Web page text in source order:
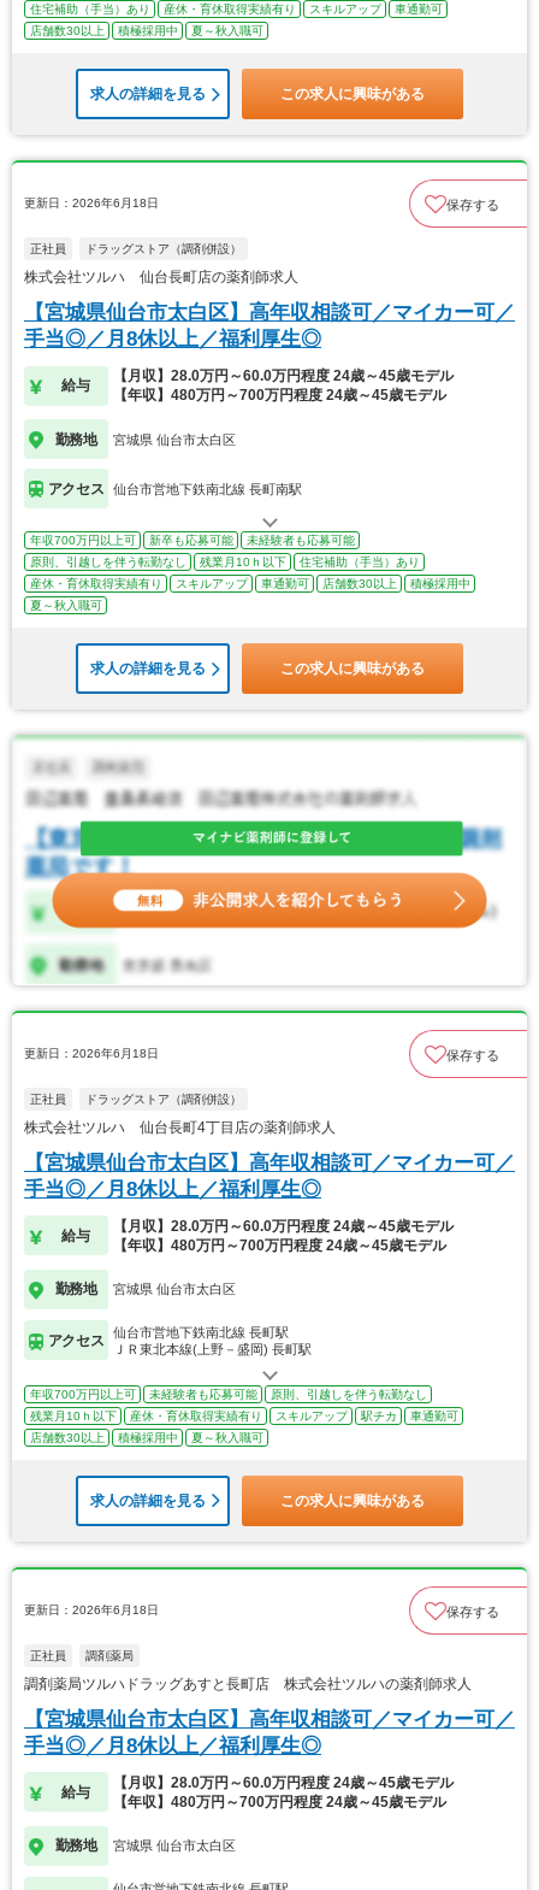
住宅補助（手当）あり 産休・育休取得実績有り スキルアップ
車通勤可
店舗数30以上
積極採用中 夏～秋入職可
求人の詳細を見る この求人に興味がある
更新日：2026年6月18日 保存する
正社員 ドラッグストア（調剤併設）
株式会社ツルハ 仙台長町店の薬剤師求人
【宮城県仙台市太白区】高年収相談可／マイカー可／
手当◎／月8休以上／福利厚生◎
給与
【月収】28.0万円～60.0万円程度 24歳～45歳モデル
【年収】480万円～700万円程度 24歳～45歳モデル
勤務地 宮城県 仙台市太白区
アクセス 仙台市営地下鉄南北線 長町南駅
年収700万円以上可 新卒も応募可能
未経験者も応募可能
原則、引越しを伴う転勤なし
残業月10ｈ以下
住宅補助（手当）あり
産休・育休取得実績有り
スキルアップ 車通勤可 店舗数30以上
積極採用中
夏～秋入職可
求人の詳細を見る この求人に興味がある
更新日：2026年6月18日 保存する
正社員 ドラッグストア（調剤併設）
株式会社ツルハ 仙台長町4丁目店の薬剤師求人
【宮城県仙台市太白区】高年収相談可／マイカー可／
手当◎／月8休以上／福利厚生◎
給与
【月収】28.0万円～60.0万円程度 24歳～45歳モデル
【年収】480万円～700万円程度 24歳～45歳モデル
勤務地 宮城県 仙台市太白区
アクセス
仙台市営地下鉄南北線 長町駅
ＪＲ東北本線(上野－盛岡) 長町駅
年収700万円以上可 未経験者も応募可能
原則、引越しを伴う転勤なし
残業月10ｈ以下
産休・育休取得実績有り スキルアップ 駅チカ
車通勤可
店舗数30以上
積極採用中 夏～秋入職可
求人の詳細を見る この求人に興味がある
更新日：2026年6月18日 保存する
正社員 調剤薬局
調剤薬局ツルハドラッグあすと長町店 株式会社ツルハの薬剤師求人
【宮城県仙台市太白区】高年収相談可／マイカー可／
手当◎／月8休以上／福利厚生◎
給与
【月収】28.0万円～60.0万円程度 24歳～45歳モデル
【年収】480万円～700万円程度 24歳～45歳モデル
勤務地 宮城県 仙台市太白区